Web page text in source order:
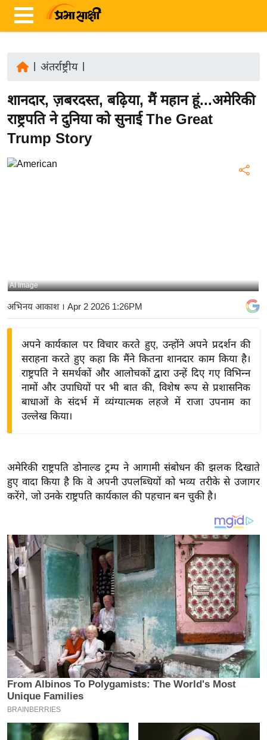
ज़ा
ख
ब
र
रा
य
बि
ज़
द्यो
वि
शे
ष
य
ब
ज
ट
खे
ल
क्रि
के
ट
I
P
L
अंतर्राष्ट्रीय|
शानदार, ज़बरदस्त, बढ़िया, मैं महान हूं...अमेरिकी
राष्ट्रपति ने दुनिया को सुनाई The Great
Trump Story
AI Image
अभिनय आकाश। Apr 2 2026 1:26PM
अपने कार्यकाल पर विचार करते हुए, उन्होंने अपने प्रदर्शन की
सराहना करते हुए कहा कि मैंने कितना शानदार काम किया है।
राष्ट्रपति ने समर्थकों और आलोचकों द्वारा उन्हें दिए गए विभिन्न
नामों और उपाधियों पर भी बात की, विशेष रूप से प्रशासनिक
बाधाओं के संदर्भ में व्यंग्यात्मक लहजे में राजा उपनाम का
उल्लेख किया।
अमेरिकी राष्ट्रपति डोनाल्ड ट्रम्प ने आगामी संबोधन की झलक दिखाते
हुए वादा किया है कि वे अपनी उपलब्धियों को भव्य तरीके से उजागर
करेंगे, जो उनके राष्ट्रपति कार्यकाल की पहचान बन चुकी है।